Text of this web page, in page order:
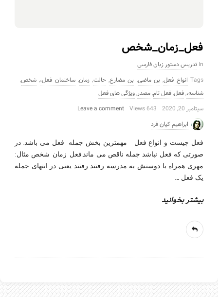
فعل_زمان_شخص
In تدریس دستور زبان فارسی
Tags انواع فعل, بن ماضی, بن مضارع,حالت, زمان,ساختمان فعل،, شخص,
شناسه،,فعل,فعل تام,مصدر,ویژگی های فعل
سپتامبر 20, 2020
643 Views
Leave a comment
ابراهیم کیان فرد
فعل چیست و انواع فعل مهمترین بخش جمله فعل می باشد. در
صورتی که فعل نباشد جمله ناقص می ماند.فعل_زمان_شخص مثال:
مهری همراه با دوستش به مدرسه رفتند رفتند یعنی در انتهای جمله
یک فعل …
بیشتر بخوانید